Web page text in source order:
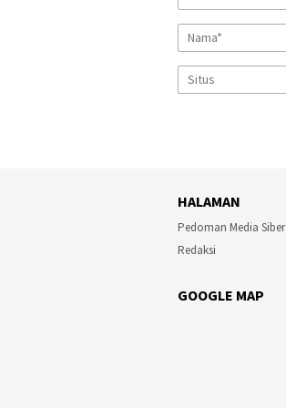
HALAMAN
Pedoman Media Siber
Redaksi
GOOGLE MAP